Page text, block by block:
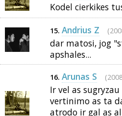
Kodel cierkikes
15. Andrius Z
dar matosi, jog
apshales...
16. Arunas S
Ir vel as
vertinimo as ta
atrodo ir gal as